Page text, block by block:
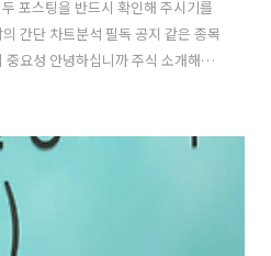
포스팅을 반드시 확인해 주시기를
간단 차트분석 필독 공지 같은 종목
요성 안녕하십니까 주식 소개해주
개해드릴 기업은 사물인터넷 관련
및 시스템개발업, GIS S/W 판매 및
2016년 4월 신규 사업으로 산업용
사업도 진행하고 있기도 합니다. 제
하지만 본래의 캐드켐 시스템 사업